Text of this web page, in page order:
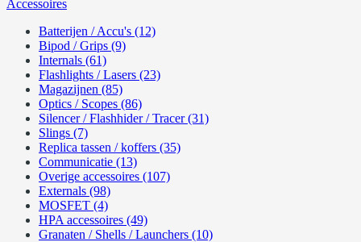
Accessoires
Batterijen / Accu's (12)
Bipod / Grips (9)
Internals (61)
Flashlights / Lasers (23)
Magazijnen (85)
Optics / Scopes (86)
Silencer / Flashhider / Tracer (31)
Slings (7)
Replica tassen / koffers (35)
Communicatie (13)
Overige accessoires (107)
Externals (98)
MOSFET (4)
HPA accessoires (49)
Granaten / Shells / Launchers (10)